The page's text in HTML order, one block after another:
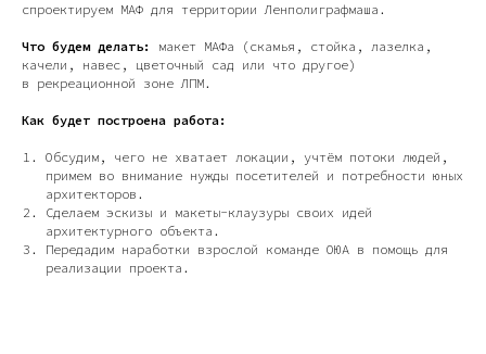
спроектируем МАФ для территории Ленполиграфмаша.
Что будем делать:
макет МАФа (скамья, стойка, лазелка,
качели, навес, цветочный сад или что другое)
в рекреационной зоне ЛПМ.
Как будет построена работа:
Обсудим, чего не хватает локации, учтём потоки людей,
примем во внимание нужды посетителей и потребности юных
архитекторов.
Сделаем эскизы и макеты-клаузуры своих идей
архитектурного объекта.
Передадим наработки взрослой команде ОЮА в помощь для
реализации проекта.